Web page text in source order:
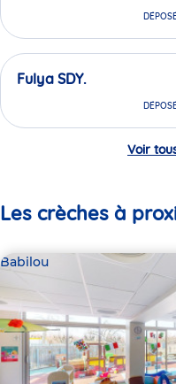
Fulya SDY.
Voir
Les crèches à
Babilou